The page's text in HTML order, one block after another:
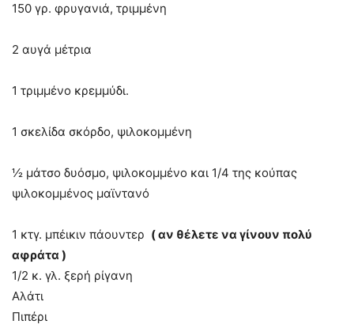
150 γρ. φρυγανιά, τριμμένη
2 αυγά μέτρια
1 τριμμένο κρεμμύδι.
1 σκελίδα σκόρδο, ψιλοκομμένη
½ μάτσο δυόσμο, ψιλοκομμένο και 1/4 της κούπας
ψιλοκομμένος μαϊντανό
1 κτγ. μπέικιν πάουντερ ( αν θέλετε να γίνουν πολύ
αφράτα )
1/2 κ. γλ. ξερή ρίγανη
Αλάτι
Πιπέρι